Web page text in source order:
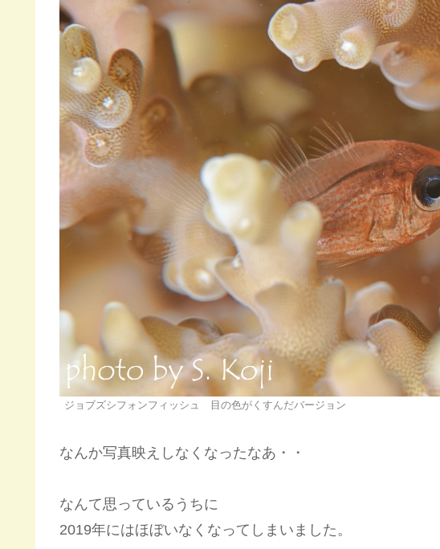
ジョブズシフォンフィッシュ 目の色がくすんだバージョン
なんか写真映えしなくなったなあ・・
なんて思っているうちに
2019年にはほぼいなくなってしまいました。